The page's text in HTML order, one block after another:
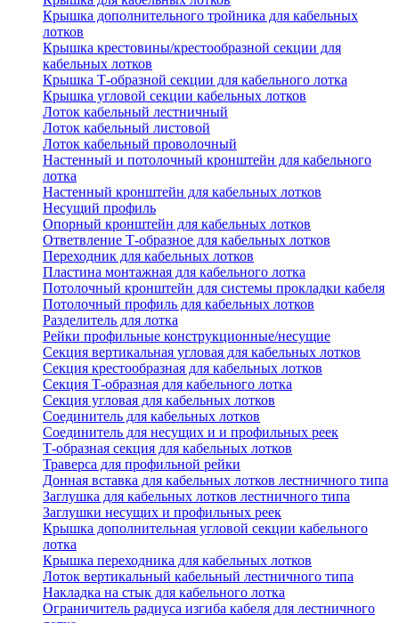
Крышка дополнительного тройника для кабельных
лотков
Крышка крестовины/крестообразной секции для
кабельных лотков
Крышка Т-образной секции для кабельного лотка
Крышка угловой секции кабельных лотков
Лоток кабельный лестничный
Лоток кабельный листовой
Лоток кабельный проволочный
Настенный и потолочный кронштейн для кабельного
лотка
Настенный кронштейн для кабельных лотков
Несущий профиль
Опорный кронштейн для кабельных лотков
Ответвление Т-образное для кабельных лотков
Переходник для кабельных лотков
Пластина монтажная для кабельного лотка
Потолочный кронштейн для системы прокладки кабеля
Потолочный профиль для кабельных лотков
Разделитель для лотка
Рейки профильные конструкционные/несущие
Секция вертикальная угловая для кабельных лотков
Секция крестообразная для кабельных лотков
Секция Т-образная для кабельного лотка
Секция угловая для кабельных лотков
Соединитель для кабельных лотков
Соединитель для несущих и и профильных реек
Т-образная секция для кабельных лотков
Траверса для профильной рейки
Донная вставка для кабельных лотков лестничного типа
Заглушка для кабельных лотков лестничного типа
Заглушки несущих и профильных реек
Крышка дополнительная угловой секции кабельного
лотка
Крышка переходника для кабельных лотков
Лоток вертикальный кабельный лестничного типа
Накладка на стык для кабельного лотка
Ограничитель радиуса изгиба кабеля для лестничного